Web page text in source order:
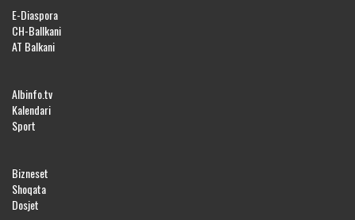
E-Diaspora
CH-Ballkani
AT Balkani
Albinfo.tv
Kalendari
Sport
Bizneset
Shoqata
Dosjet